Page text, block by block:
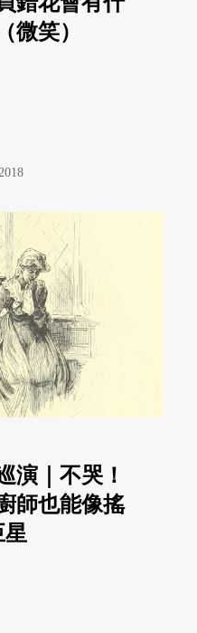
微笑）
演｜不哭！
師也能像搖
星